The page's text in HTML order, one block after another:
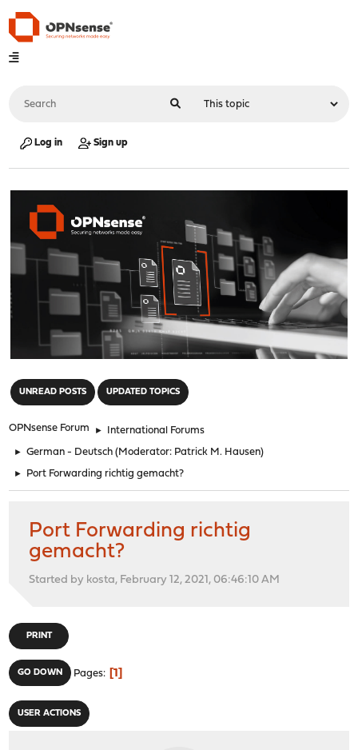
Log in Sign up
UNREAD POSTS UPDATED TOPICS
OPNsense Forum ► International Forums
► German - Deutsch (Moderator: Patrick M. Hausen)
► Port Forwarding richtig gemacht?
Port Forwarding richtig
gemacht?
Started by kosta, February 12, 2021, 06:46:10 AM
PRINT
GO DOWN Pages 1
USER ACTIONS